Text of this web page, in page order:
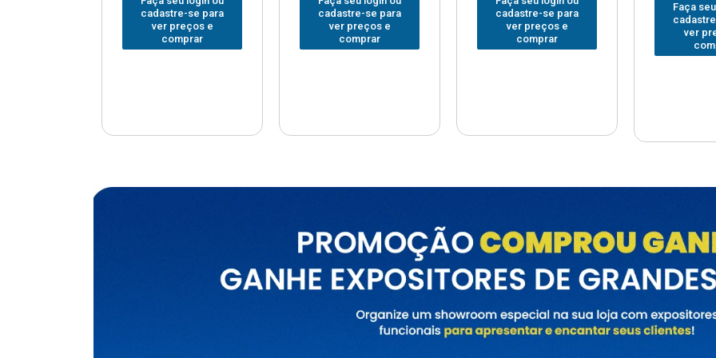
cadastre-se para
ver preços e
comprar
Faça seu login ou
cadastre-se para
ver preços e
comprar
cadastre-se para
ver preços e
comprar
ver